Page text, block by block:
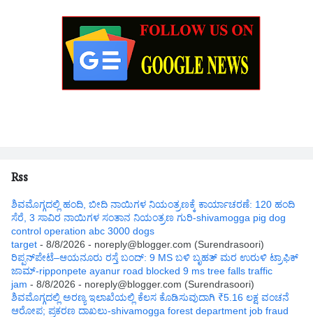
Rss
ಶಿವಮೊಗ್ಗದಲ್ಲಿ ಹಂದಿ, ಬೀದಿ ನಾಯಿಗಳ ನಿಯಂತ್ರಣಕ್ಕೆ ಕಾರ್ಯಾಚರಣೆ: 120 ಹಂದಿ
ಸೆರೆ, 3 ಸಾವಿರ ನಾಯಿಗಳ ಸಂತಾನ ನಿಯಂತ್ರಣ ಗುರಿ-shivamogga pig dog
control operation abc 3000 dogs
target - 8/8/2026 - noreply@blogger.com (Surendrasoori)
ರಿಪ್ಪನ್‌ಪೇಟೆ–ಆಯನೂರು ರಸ್ತೆ ಬಂದ್: 9 MS ಬಳಿ ಬೃಹತ್ ಮರ ಉರುಳಿ ಟ್ರಾಫಿಕ್
ಜಾಮ್-ripponpete ayanur road blocked 9 ms tree falls traffic
jam - 8/8/2026 - noreply@blogger.com (Surendrasoori)
ಶಿವಮೊಗ್ಗದಲ್ಲಿ ಅರಣ್ಯ ಇಲಾಖೆಯಲ್ಲಿ ಕೆಲಸ ಕೊಡಿಸುವುದಾಗಿ ₹5.16 ಲಕ್ಷ ವಂಚನೆ
ಆರೋಪ; ಪ್ರಕರಣ ದಾಖಲು-shivamogga forest department job fraud